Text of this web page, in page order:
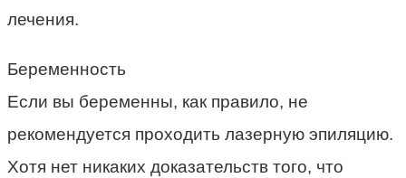
лечения.
Беременность
Если вы беременны, как правило, не
рекомендуется проходить лазерную эпиляцию.
Хотя нет никаких доказательств того, что